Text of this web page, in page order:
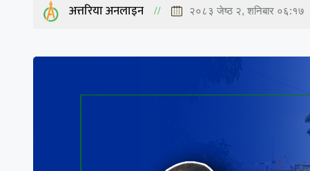
अत्तरिया अनलाइन २०८३ जेष्ठ २, शनिबार ०६:१७